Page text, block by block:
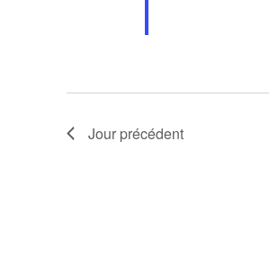
Jour précédent